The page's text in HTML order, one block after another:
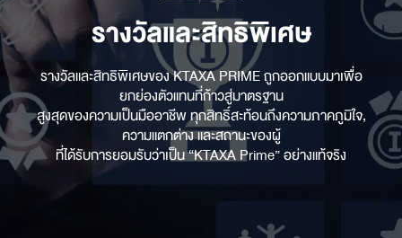
ติดต่อเรา
สำหรับฝ่ายจัดจำหน่าย
ซื้อประกันออนไลน์
โทร. 1159
รางวัลและสิทธิพิเศษ
รางวัลและสิทธิพิเศษของ KTAXA PRIME ถูกออกแบบมาเพื่อ
ยกย่องตัวแทนที่ก้าวสู่มาตรฐาน
สูงสุดของความเป็นมืออาชีพ ทุกสิทธิ์สะท้อนถึงความภาคภูมิใจ,
ความแตกต่าง และสถานะของผู้
ที่ได้รับการยอมรับว่าเป็น “KTAXA Prime” อย่างแท้จริง